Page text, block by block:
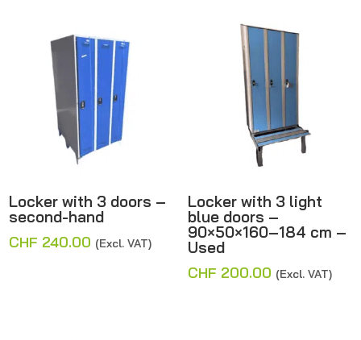
Locker with 3 doors –
second-hand
CHF 240.00 (Excl. VAT)
Locker with 3 light
blue doors –
90×50×160–184 cm –
Used
CHF 200.00 (Excl. VAT)